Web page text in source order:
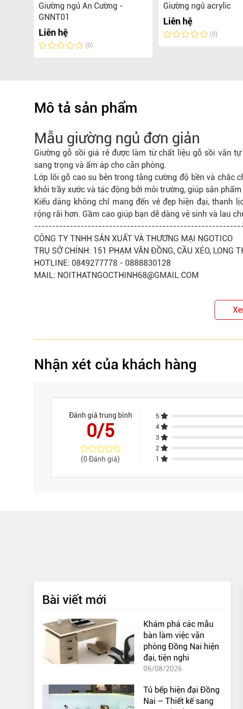
Giường ngủ An Cường -
GNNT01
Liên hệ
(0)
Giường ngủ acrylic
Liên hệ
(0)
Mô tả sản phẩm
Mẫu giường ngủ đơn giản
Giường gỗ sồi giá rẻ được làm từ chất liệu gỗ sồi vân
sang trọng và ấm áp cho căn phòng.
Lớp lõi gỗ cao su bên trong tăng cường độ bền và chắc
khỏi trầy xước và tác động bởi môi trường, giúp sản
Kiểu dáng không chỉ mang đến vẻ đẹp hiện đại, thanh
rộng rãi hơn. Gầm cao giúp bạn dễ dàng vệ sinh và lau
CÔNG TY TNHH SẢN XUẤT VÀ THƯƠNG MẠI NGOTICO
TRỤ SỞ CHÍNH: 151 PHẠM VĂN ĐỒNG, CẦU XÉO, LONG
HOTLINE: 0849277778 - 0888830128
MAIL: NOITHATNGOCTHINH68@GMAIL.COM
Nhận xét của khách hàng
Đánh giá trung bình
0/5
(0 Đánh giá)
5
4
3
2
1
Bài viết mới
Khám phá các mẫu
bàn làm việc văn
phòng Đồng Nai hiện
đại, tiện nghi
06/08/2026
Tủ bếp hiện đại Đồng
Nai – Thiết kế sang